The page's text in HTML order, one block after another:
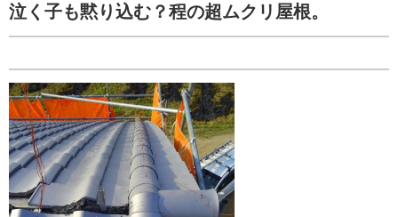
泣く子も黙り込む？程の超ムクリ屋根。